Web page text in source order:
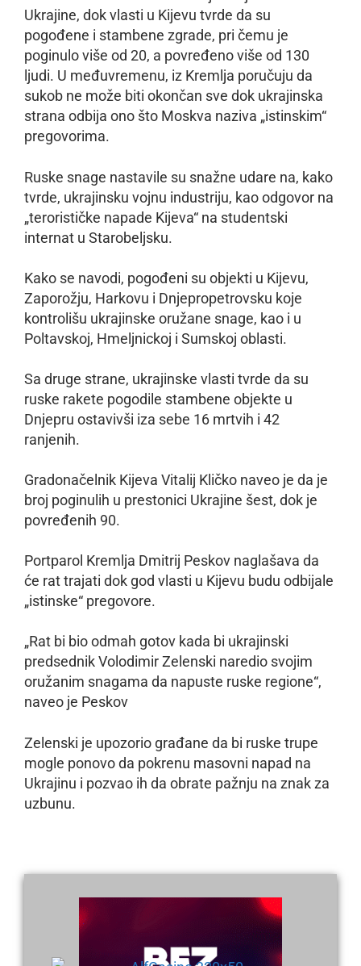
Ukrajine, dok vlasti u Kijevu tvrde da su
pogođene i stambene zgrade, pri čemu je
poginulo više od 20, a povređeno više od 130
ljudi. U međuvremenu, iz Kremlja poručuju da
sukob ne može biti okončan sve dok ukrajinska
strana odbija ono što Moskva naziva „istinskim“
pregovorima.
Ruske snage nastavile su snažne udare na, kako
tvrde, ukrajinsku vojnu industriju, kao odgovor na
„terorističke napade Kijeva“ na studentski
internat u Starobeljsku.
Kako se navodi, pogođeni su objekti u Kijevu,
Zaporožju, Harkovu i Dnjepropetrovsku koje
kontrolišu ukrajinske oružane snage, kao i u
Poltavskoj, Hmeljnickoj i Sumskoj oblasti.
Sa druge strane, ukrajinske vlasti tvrde da su
ruske rakete pogodile stambene objekte u
Dnjepru ostavivši iza sebe 16 mrtvih i 42
ranjenih.
Gradonačelnik Kijeva Vitalij Kličko naveo je da je
broj poginulih u prestonici Ukrajine šest, dok je
povređenih 90.
Portparol Kremlja Dmitrij Peskov naglašava da
će rat trajati dok god vlasti u Kijevu budu odbijale
„istinske“ pregovore.
„Rat bi bio odmah gotov kada bi ukrajinski
predsednik Volodimir Zelenski naredio svojim
oružanim snagama da napuste ruske regione“,
naveo je Peskov
Zelenski je upozorio građane da bi ruske trupe
mogle ponovo da pokrenu masovni napad na
Ukrajinu i pozvao ih da obrate pažnju na znak za
uzbunu.